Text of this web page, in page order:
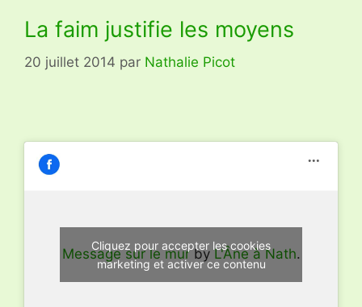
La faim justifie les moyens
20 juillet 2014 par Nathalie Picot
Message sur le murbyL'Âne à Nath.
Cliquez pour accepter les cookies
marketing et activer ce contenu